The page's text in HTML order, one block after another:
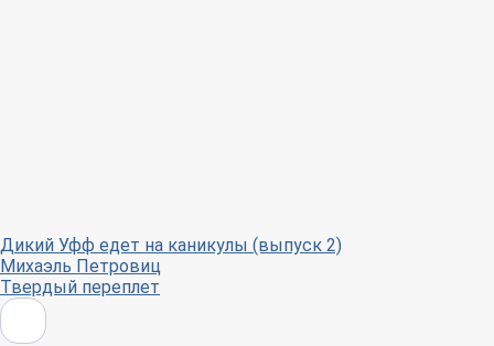
Дикий Уфф едет на каникулы (выпуск 2)
Михаэль Петровиц
Твердый переплет